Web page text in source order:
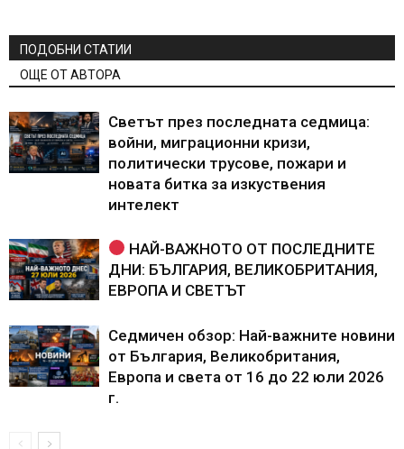
ПОДОБНИ СТАТИИ
ОЩЕ ОТ АВТОРА
Светът през последната седмица:
войни, миграционни кризи,
политически трусове, пожари и
новата битка за изкуствения
интелект
НАЙ-ВАЖНОТО ОТ ПОСЛЕДНИТЕ
ДНИ: БЪЛГАРИЯ, ВЕЛИКОБРИТАНИЯ,
ЕВРОПА И СВЕТЪТ
Седмичен обзор: Най-важните новини
от България, Великобритания,
Европа и света от 16 до 22 юли 2026
г.